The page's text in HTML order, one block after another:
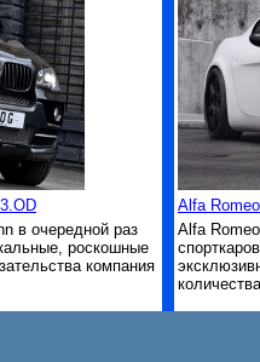
в очередной раз
роскошные
компания
Alfa
Alfa